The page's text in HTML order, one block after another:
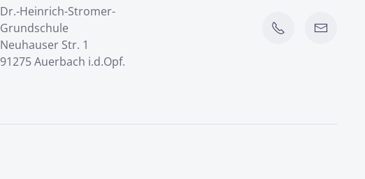
Dr.-Heinrich-Stromer-
Grundschule
Neuhauser Str. 1
91275 Auerbach i.d.Opf.